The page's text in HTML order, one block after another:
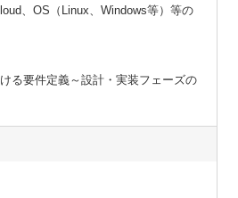
、OS（Linux、Windows等）等の
る要件定義～設計・実装フェーズの